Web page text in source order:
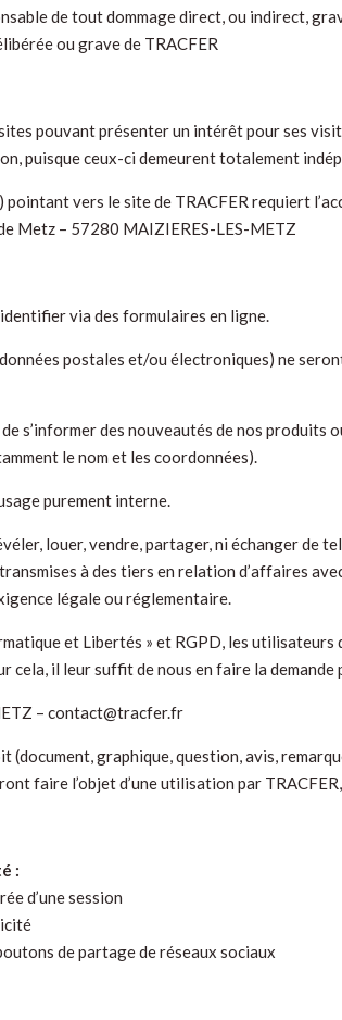
de tout dommage direct, ou indirect,
ou grave de TRACFER
pouvant présenter un intérêt pour ses
puisque ceux-ci demeurent totalement
pointant vers le site de TRACFER requiert
Metz – 57280 MAIZIERES-LES-METZ
via des formulaires en ligne.
postales et/ou électroniques) ne
s’informer des nouveautés de nos
le nom et les coordonnées).
purement interne.
louer, vendre, partager, ni échanger de
à des tiers en relation d’affaires
légale ou réglementaire.
et Libertés » et RGPD, les utilisateurs
cela, il leur suffit de nous en faire la demande
– contact@tracfer.fr
(document, graphique, question, avis,
faire l’objet d’une utilisation par
:
d’une session
de partage de réseaux sociaux